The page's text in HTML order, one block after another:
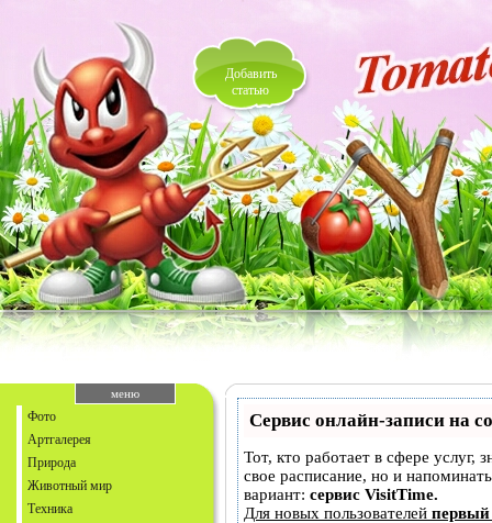
Добавить
статью
меню
Фото
Артгалерея
Природа
Животный мир
Техника
Сервис онлайн-записи на
Тот, кто работает в сфере услуг,
свое расписание, но и
вариант: сервис VisitTime.
Для новых пользователей первый